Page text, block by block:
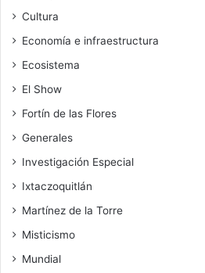
Cultura
Economía e infraestructura
Ecosistema
El Show
Fortín de las Flores
Generales
Investigación Especial
Ixtaczoquitlán
Martínez de la Torre
Misticismo
Mundial